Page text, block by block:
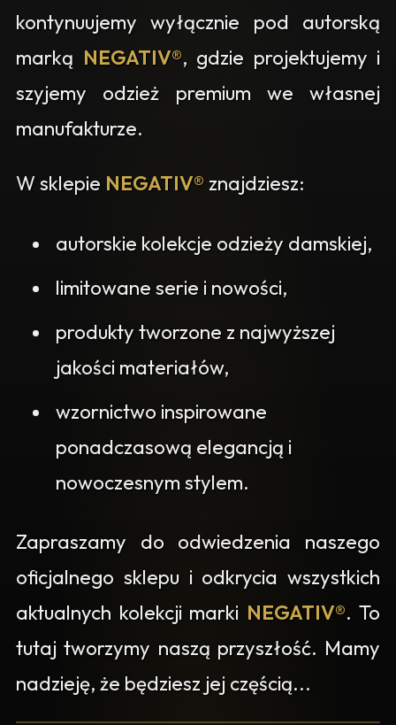
kontynuujemy wyłącznie pod autorską
marką NEGATIV®, gdzie projektujemy i
szyjemy odzież premium we własnej
manufakturze.
W sklepie NEGATIV® znajdziesz:
autorskie kolekcje odzieży damskiej,
limitowane serie i nowości,
produkty tworzone z najwyższej
jakości materiałów,
wzornictwo inspirowane
ponadczasową elegancją i
nowoczesnym stylem.
Zapraszamy do odwiedzenia naszego
oficjalnego sklepu i odkrycia wszystkich
aktualnych kolekcji marki NEGATIV®. To
tutaj tworzymy naszą przyszłość. Mamy
nadzieję, że będziesz jej częścią...